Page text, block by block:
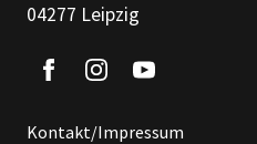
04277 Leipzig
Kontakt/Impressum